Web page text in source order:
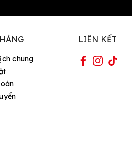
chung
LIÊN KẾT